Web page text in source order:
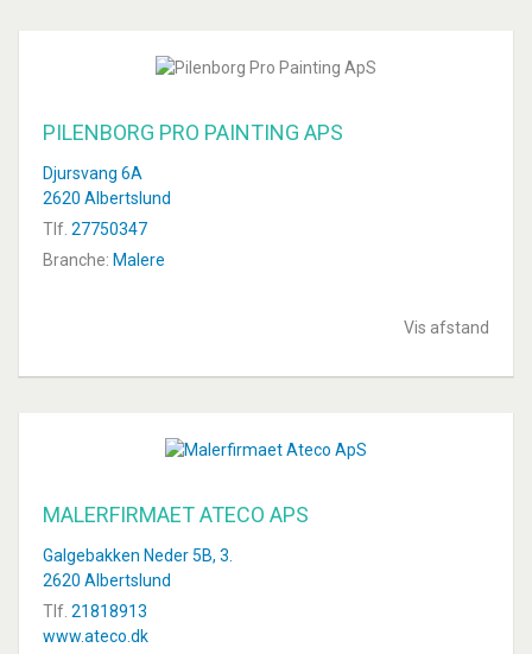
PILENBORG PRO PAINTING APS
Djursvang 6A
2620 Albertslund
Tlf. 27750347
Branche: Malere
Vis afstand
MALERFIRMAET ATECO APS
Galgebakken Neder 5B, 3.
2620 Albertslund
Tlf. 21818913
www.ateco.dk